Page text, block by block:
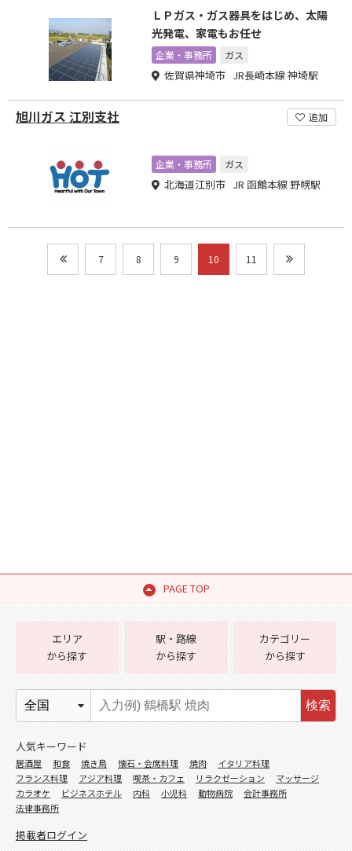
ＬＰガス・ガス器具をはじめ、太陽
光発電、家電もお任せ
企業・事務所 ガス
佐賀県神埼市 JR長崎本線 神埼駅
旭川ガス 江別支社 追加
企業・事務所 ガス
北海道江別市 JR 函館本線 野幌駅
7 8 9 10 11
PAGE TOP
エリア
から探す
駅・路線
から探す
カテゴリー
から探す
検索
人気キーワード
居酒屋 和食 焼き鳥 懐石・会席料理 焼肉
イタリア料理
フランス料理
アジア料理 喫茶・カフェ リラクゼーション
マッサージ
カラオケ
ビジネスホテル 内科 小児科 動物病院
会計事務所
法律事務所
掲載者ログイン